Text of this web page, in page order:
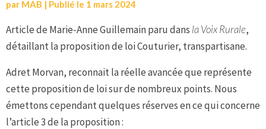
par MAB | Publié le 1 mars 2024
Article de Marie-Anne Guillemain paru dans la Voix Rurale,
détaillant la proposition de loi Couturier, transpartisane.
Adret Morvan, reconnait la réelle avancée que représente
cette proposition de loi sur de nombreux points. Nous
émettons cependant quelques réserves en ce qui concerne
l’article 3 de la proposition :